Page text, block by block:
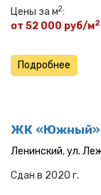
Цены за м2:
от 52 000 руб/м2
Подробнее
ЖК «Южный»
Ленинский,ул.
Сдан в 2020 г.